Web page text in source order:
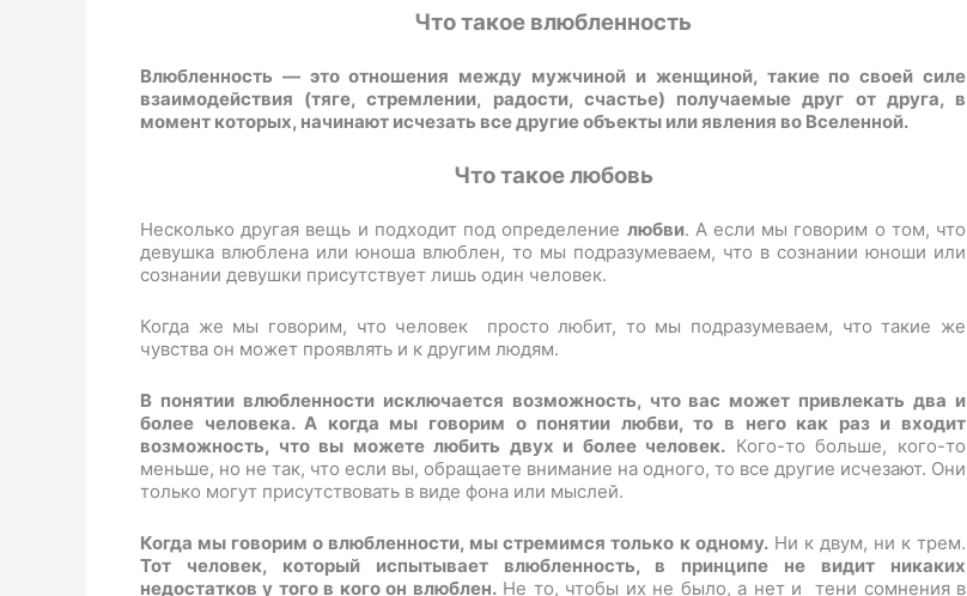
Что такое влюбленность
Влюбленность — это отношения между мужчиной и женщиной, такие по своей силе
взаимодействия (тяге, стремлении, радости, счастье) получаемые друг от друга, в
момент которых, начинают исчезать все другие объекты или явления во Вселенной.
Что такое любовь
Несколько другая вещь и подходит под определение любви. А если мы говорим о том, что
девушка влюблена или юноша влюблен, то мы подразумеваем, что в сознании юноши или
сознании девушки присутствует лишь один человек.
Когда же мы говорим, что человек просто любит, то мы подразумеваем, что такие же
чувства он может проявлять и к другим людям.
В понятии влюбленности исключается возможность, что вас может привлекать два и
более человека. А когда мы говорим о понятии любви, то в него как раз и входит
возможность, что вы можете любить двух и более человек. Кого-то больше, кого-то
меньше, но не так, что если вы, обращаете внимание на одного, то все другие исчезают. Они
только могут присутствовать в виде фона или мыслей.
Когда мы говорим о влюбленности, мы стремимся только к одному.Ни к двум, ни к трем.
Тот человек, который испытывает влюбленность, в принципе не видит никаких
недостатков у того в кого он влюблен.Не то, чтобы их не было, а нет и тени сомнения в